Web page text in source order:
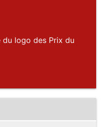
logo des Prix du